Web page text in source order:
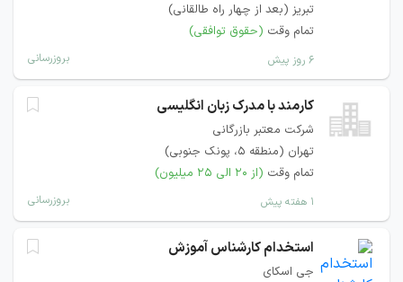
تبریز (بعد از چهار راه طالقانی)
تمام وقت (حقوق توافقی)
۶ روز پیش بروزرسانی
کارمند با مدرک زبان انگلیسی
شرکت معتبر بازرگانی
تهران (منطقه ۵، پونک جنوبی)
تمام وقت (از ۲۰ الی ۲۵ میلیون)
۱ هفته پیش بروزرسانی
استخدام کارشناس آموزش
جی اسکای